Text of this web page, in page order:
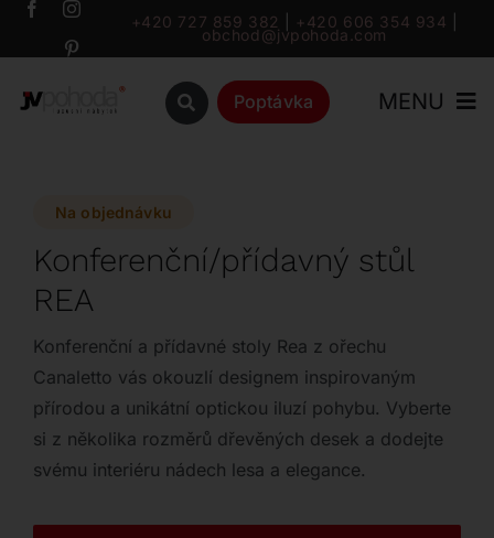
Přeskočit
+420 727 859 382 +420 606 354 934
obchod@jvpohoda.com
Poptávka MENU
Značky
Outlet
Na objednávku
Konferenční/přídavný stůl
REA
Konferenční a přídavné stoly Rea z ořechu
Canaletto vás okouzlí designem inspirovaným
přírodou a unikátní optickou iluzí pohybu. Vyberte
si z několika rozměrů dřevěných desek a dodejte
svému interiéru nádech lesa a elegance.